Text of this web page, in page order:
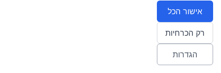
תנאי שימוש
© 2026 עצומה. כל הזכויות שמורות.
אישור הכל
רק הכרחיות
הגדרות